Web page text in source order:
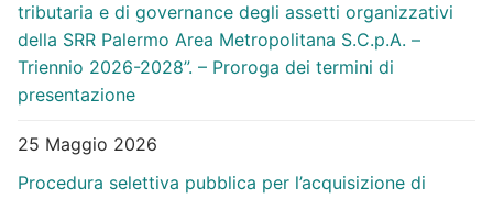
tributaria e di governance degli assetti organizzativi
della SRR Palermo Area Metropolitana S.C.p.A. –
Triennio 2026-2028”. – Proroga dei termini di
presentazione
25 Maggio 2026
Procedura selettiva pubblica per l’acquisizione di